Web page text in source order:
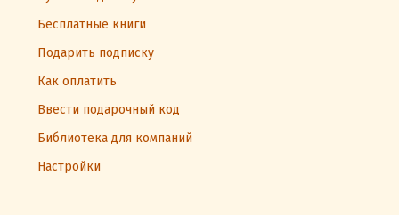
Бесплатные книги
Подарить подписку
Как оплатить
Ввести подарочный код
Библиотека для компаний
Настройки